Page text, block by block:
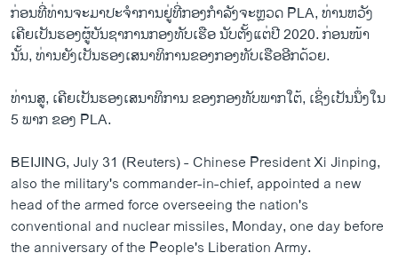
ກ່ອນທີ່ທ່ານຈະມາປະຈໍາການຢູ່ທີ່ກອງກໍາລັງຈະຫຼວດ PLA, ທ່ານຫວັງ
ເຄີຍເປັນຮອງຜູ້ບັນຊາການກອງທັບເຮືອ ນັບຕັ້ງແຕ່ປີ 2020. ກ່ອນໜ້າ
ນັ້ນ, ທ່ານຍັງເປັນຮອງເສນາທິການຂອງກອງທັບເຮືອອີກດ້ວຍ.
ທ່ານສູ, ເຄີຍເປັນຮອງເສນາທິການ ຂອງກອງທັບພາກໃຕ້, ເຊິ່ງເປັນນຶ່ງໃນ
5 ພາກ ຂອງ PLA.
BEIJING, July 31 (Reuters) - Chinese President Xi Jinping,
also the military's commander-in-chief, appointed a new
head of the armed force overseeing the nation's
conventional and nuclear missiles, Monday, one day before
the anniversary of the People's Liberation Army.